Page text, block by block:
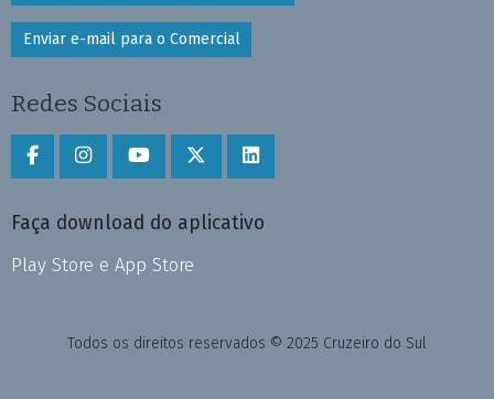
Enviar e-mail para o Comercial
Redes Sociais
Faça download do aplicativo
Play Store e App Store
Todos os direitos reservados © 2025 Cruzeiro do Sul